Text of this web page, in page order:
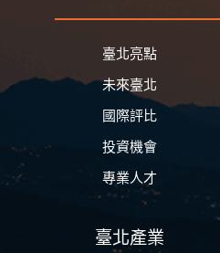
臺北亮點
未來臺北
國際評比
投資機會
專業人才
臺北產業